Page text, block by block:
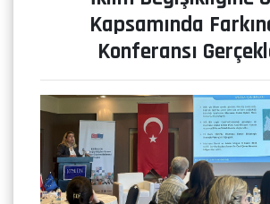
Kapsamında
Konferansı